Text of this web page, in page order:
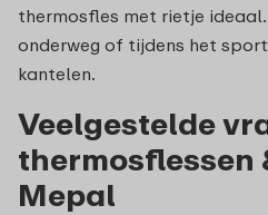
thermosfles met rietje ideaal.
onderweg of tijdens het
kantelen.
Veelgestelde
thermosflessen
Mepal